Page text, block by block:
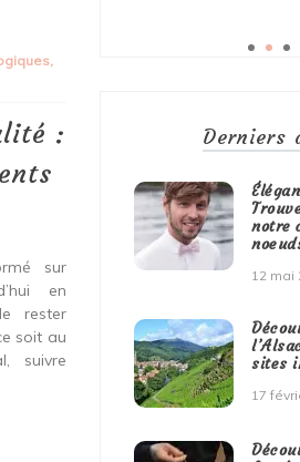
,
:
sur
en
rester
soit au
suivre
Derniers
notre
12 mai
sites
17